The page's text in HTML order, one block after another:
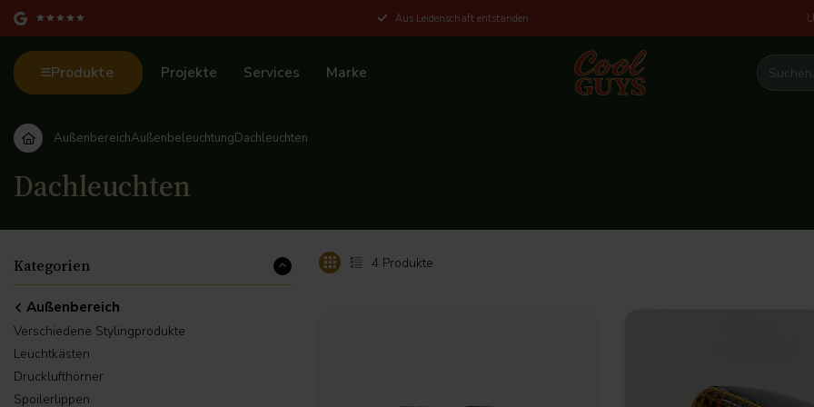
Aus Leidenschaft entstanden
Produkte Projekte Services Marke
AußenbereichAußenbeleuchtungDachleuchten
Dachleuchten
Kategorien
Außenbereich
Verschiedene Stylingprodukte
Leuchtkästen
Drucklufthörner
Spoilerlippen
4 Produkte